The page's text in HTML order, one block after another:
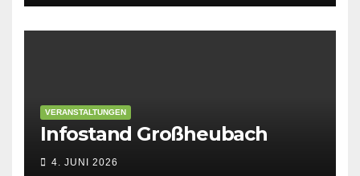
VERANSTALTUNGEN
Infostand Großheubach
4. JUNI 2026